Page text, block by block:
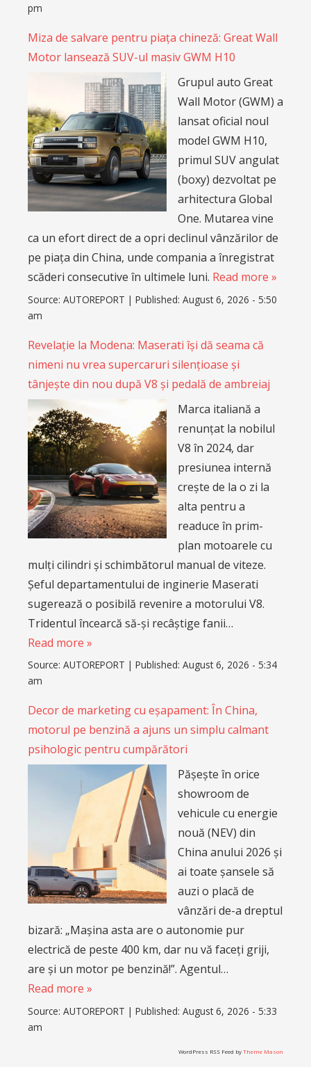
pm
Miza de salvare pentru piața chineză: Great Wall
Motor lansează SUV-ul masiv GWM H10
Grupul auto Great
Wall Motor (GWM) a
lansat oficial noul
model GWM H10,
primul SUV angulat
(boxy) dezvoltat pe
arhitectura Global
One. Mutarea vine
ca un efort direct de a opri declinul vânzărilor de
pe piața din China, unde compania a înregistrat
scăderi consecutive în ultimele luni. Read more »
Source: AUTOREPORT | Published: August 6, 2026 - 5:50
am
Revelație la Modena: Maserati își dă seama că
nimeni nu vrea supercaruri silențioase și
tânjește din nou după V8 și pedală de ambreiaj
Marca italiană a
renunțat la nobilul
V8 în 2024, dar
presiunea internă
crește de la o zi la
alta pentru a
readuce în prim-
plan motoarele cu
mulți cilindri și schimbătorul manual de viteze.
Șeful departamentului de inginerie Maserati
sugerează o posibilă revenire a motorului V8.
Tridentul încearcă să-și recâștige fanii…
Read more »
Source: AUTOREPORT | Published: August 6, 2026 - 5:34
am
Decor de marketing cu eșapament: În China,
motorul pe benzină a ajuns un simplu calmant
psihologic pentru cumpărători
Pășește în orice
showroom de
vehicule cu energie
nouă (NEV) din
China anului 2026 și
ai toate șansele să
auzi o placă de
vânzări de-a dreptul
bizară: „Mașina asta are o autonomie pur
electrică de peste 400 km, dar nu vă faceți griji,
are și un motor pe benzină!”. Agentul…
Read more »
Source: AUTOREPORT | Published: August 6, 2026 - 5:33
am
WordPress RSS Feed byTheme Mason